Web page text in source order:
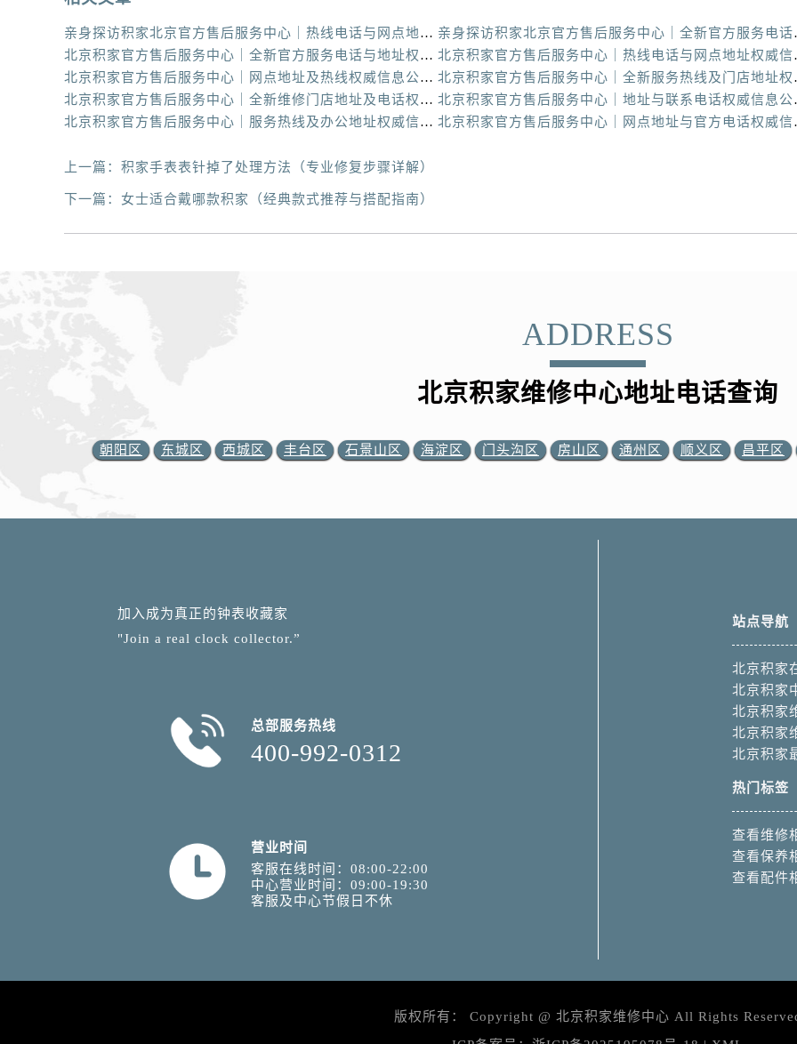
亲身探访积家北京官方售后服务中心｜热线电话与网点地址（2026年6月最新）
亲身探访积
北京积家官方售后服务中心｜全新官方服务电话与地址权威信息公示（2026年6月最新）
北京积家官
北京积家官方售后服务中心｜网点地址及热线权威信息公示（2026年6月最新）
北京积家官
北京积家官方售后服务中心｜全新维修门店地址及电话权威信息公示（2026年6月最新）
北京积家官
北京积家官方售后服务中心｜服务热线及办公地址权威信息公示（2026年6月最新）
北京积家官
上一篇： 积家手表表针掉了处理方法（专业修复步骤详解）
下一篇： 女士适合戴哪款积家（经典款式推荐与搭配指南）
ADDRESS
北京积家维修中心地址电话查询
朝阳区 东城区 西城区 丰台区 石景山区 海淀区 门头沟区 房山区 通州区 顺义区 昌平区
加入成为真正的钟表收藏家
"Join a real clock collector.”
总部服务热线
400-992-0312
营业时间
客服在线时间：08:00-22:00
中心营业时间：09:00-19:30
客服及中心节假日不休
站点导航
北京积家
北京积家
北京积家
北京积家
北京积家
热门标签
查看维修
查看保养
查看配件
版权所有： Copyright @ 北京积家维修中心 All Rights